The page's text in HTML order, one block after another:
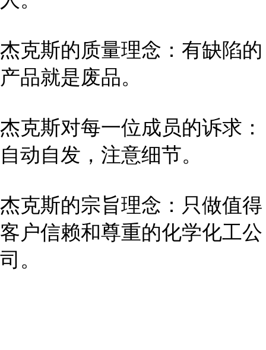
杰克斯的质量理念：有缺陷的
产品就是废品。
杰克斯对每一位成员的诉求：
自动自发，注意细节。
杰克斯的宗旨理念：只做值得
客户信赖和尊重的化学化工公
司。